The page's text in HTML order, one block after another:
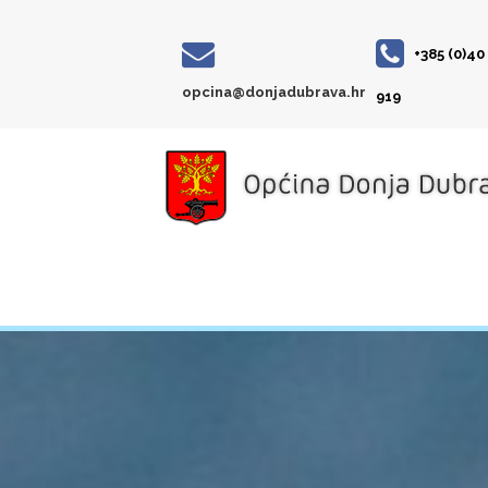
opcina@donjadubrava.hr
+385
919